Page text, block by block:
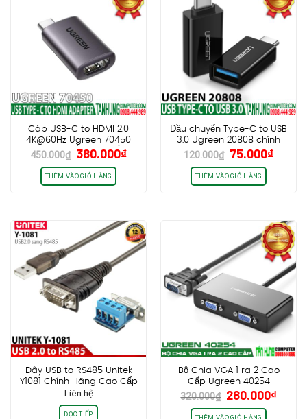
Cáp USB-C to HDMI 2.0
4K@60Hz Ugreen 70450
cao cấp (Vỏ Nhôm)
450.000₫ Giá
gốc
là:
450.000₫.
380.000₫Giá
THÊM VÀO GIỎ HÀNG
Đầu chuyển Type-C to USB
3.0 Ugreen 20808 chính
hãng cao cấp
120.000₫ Giá
gốc
là:
120.000₫.
75.000₫Giá
THÊM VÀO GIỎ HÀNG
Dây USB to RS485 Unitek
Y1081 Chính Hãng Cao Cấp
Liên hệ
ĐỌC TIẾP
Bộ Chia VGA 1 ra 2 Cao
Cấp Ugreen 40254
320.000₫ Giá
gốc
280.000₫Giá
THÊM VÀO GIỎ HÀNG